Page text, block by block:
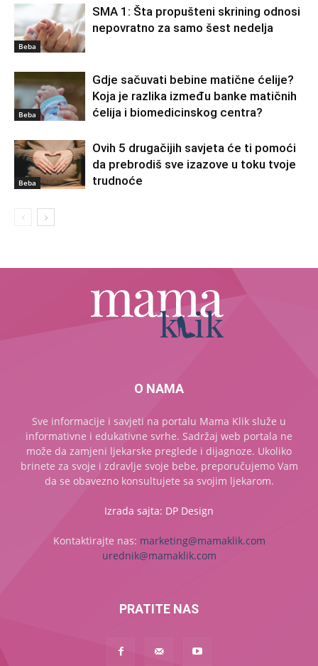
Beba
SMA 1: Šta propušteni skrining odnosi
nepovratno za samo šest nedelja
Beba
Gdje sačuvati bebine matične ćelije?
Koja je razlika između banke matičnih
ćelija i biomedicinskog centra?
Beba
Ovih 5 drugačijih savjeta će ti pomoći
da prebrodiš sve izazove u toku tvoje
trudnoće
O NAMA
Sve informacije i savjeti na portalu Mama Klik služe u
informativne i edukativne svrhe. Sadržaj web portala ne
može da zamjeni ljekarske preglede i dijagnoze. Ukoliko
brinete za svoje i zdravlje svoje bebe, preporučujemo Vam
da se obavezno konsultujete sa svojim ljekarom.
Izrada sajta: DP Design
Kontaktirajte nas: marketing@mamaklik.com
urednik@mamaklik.com
PRATITE NAS